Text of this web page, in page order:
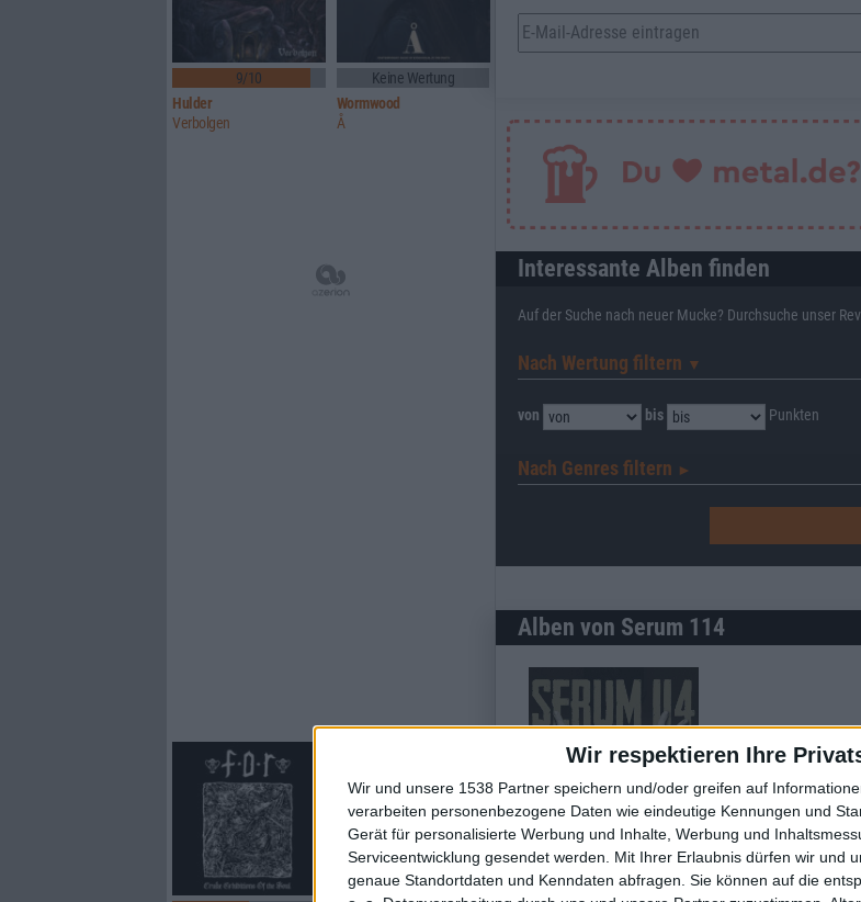
Wir respektieren Ihre
Wir und unsere 1538 Partner speichern und/oder greifen auf
verarbeiten personenbezogene Daten wie eindeutige Kennungen und
Gerät für personalisierte Werbung und Inhalte, Werbung und
Serviceentwicklung gesendet werden.
Mit Ihrer Erlaubnis dürfen wir und
genaue Standortdaten und Kenndaten abfragen. Sie können auf die
Interessante Alben finden
Auf der Suche nach neuer Mucke? Durchsuche unser
Nach Wertung filtern ▼︎
von bis Punkten
Nach Genres filtern ►︎
Alben von Serum 114
7/10
Review
Serum 114
9/10
Hulder
Verbolgen
Keine Wertung
Wormwood
Å